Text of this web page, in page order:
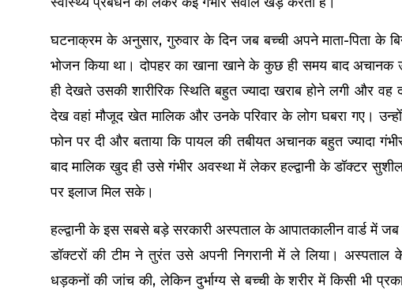
घटनाक्रम के अनुसार, गुरुवार के दिन जब बच्ची अपने माता-पिता के
भोजन किया था। दोपहर का खाना खाने के कुछ ही समय बाद
ही देखते उसकी शारीरिक स्थिति बहुत ज्यादा खराब होने लगी और
देख वहां मौजूद खेत मालिक और उनके परिवार के लोग घबरा गए।
फोन पर दी और बताया कि पायल की तबीयत अचानक बहुत ज्यादा
बाद मालिक खुद ही उसे गंभीर अवस्था में लेकर हल्द्वानी के डॉक्टर
पर इलाज मिल सके।
हल्द्वानी के इस सबसे बड़े सरकारी अस्पताल के आपातकालीन वार्ड में
डॉक्टरों की टीम ने तुरंत उसे अपनी निगरानी में ले लिया।
धड़कनों की जांच की, लेकिन दुर्भाग्य से बच्ची के शरीर में किसी भी